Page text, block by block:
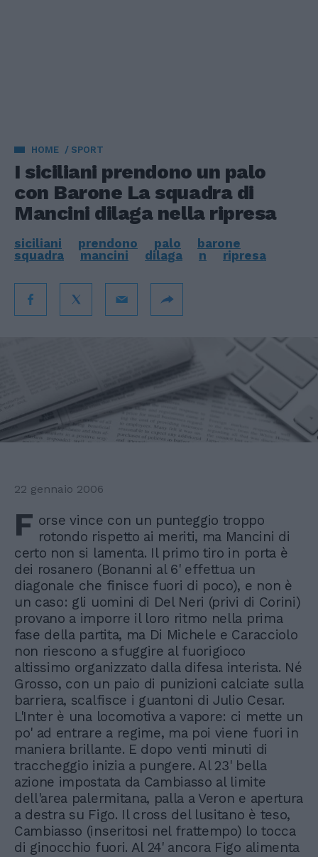
HOME SPORT
I siciliani prendono un palo
con Barone La squadra di
Mancini dilaga nella ripresa
siciliani prendono palo
barone
squadra
mancini dilaga n ripresa
22 gennaio 2006
F orse vince con un punteggio troppo
rotondo rispetto ai meriti, ma Mancini di
certo non si lamenta. Il primo tiro in porta è
dei rosanero (Bonanni al 6' effettua un
diagonale che finisce fuori di poco), e non è
un caso: gli uomini di Del Neri (privi di Corini)
provano a imporre il loro ritmo nella prima
fase della partita, ma Di Michele e Caracciolo
non riescono a sfuggire al fuorigioco
altissimo organizzato dalla difesa interista. Né
Grosso, con un paio di punizioni calciate sulla
barriera, scalfisce i guantoni di Julio Cesar.
L'Inter è una locomotiva a vapore: ci mette un
po' ad entrare a regime, ma poi viene fuori in
maniera brillante. E dopo venti minuti di
traccheggio inizia a pungere. Al 23' bella
azione impostata da Cambiasso al limite
dell'area palermitana, palla a Veron e apertura
a destra su Figo. Il cross del lusitano è teso,
Cambiasso (inseritosi nel frattempo) lo tocca
di ginocchio fuori. Al 24' ancora Figo alimenta